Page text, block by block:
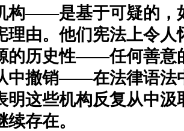
构——是基于可疑的，
理由。他们宪法上令人
的历史性——任何善意
中撤销——在法律语法
明这些机构反复从中汲
存在。